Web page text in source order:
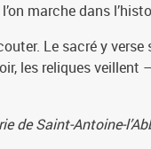
marche dans
Le sacré y
les reliques veillent
de Saint-Antoine-